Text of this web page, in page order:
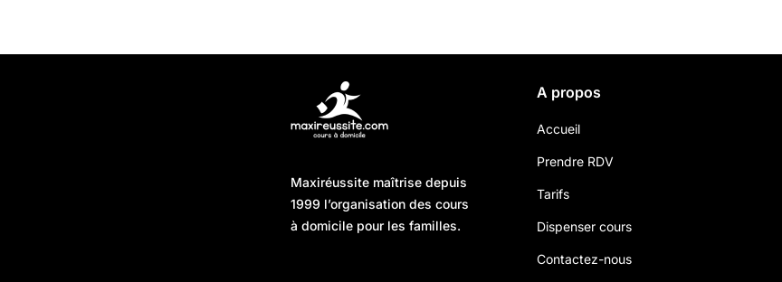
Maxiréussite maîtrise depuis
1999 l’organisation des cours
à domicile pour les familles.
A propos
Accueil
Prendre RDV
Tarifs
Dispenser cours
Contactez-nous